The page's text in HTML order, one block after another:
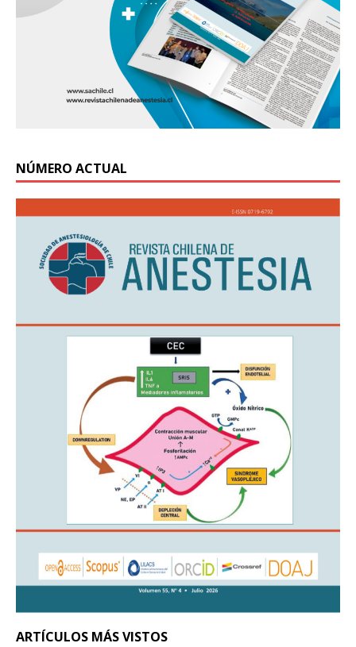
NÚMERO ACTUAL
ARTÍCULOS MÁS VISTOS